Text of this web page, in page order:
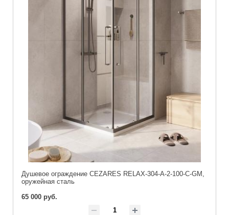
Душевое ограждение CEZARES RELAX-304-A-2-100-C-GM,
оружейная сталь
65 000 руб.